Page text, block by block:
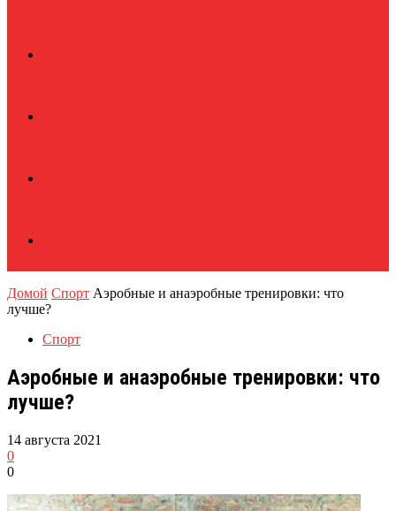
Домой Спорт Аэробные и анаэробные тренировки: что
лучше?
Спорт
Аэробные и анаэробные тренировки: что
лучше?
14 августа 2021
0
0